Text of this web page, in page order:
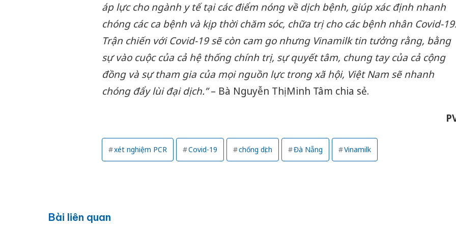
áp lực cho ngành y tế tại các điểm nóng về dịch bệnh, giúp xác định nhanh
chóng các ca bệnh và kịp thời chăm sóc, chữa trị cho các bệnh nhân Covid-
Trận chiến với Covid-19 sẽ còn cam go nhưng Vinamilk tin tưởng rằng, bằng
sự vào cuộc của cả hệ thống chính trị, sự quyết tâm, chung tay của cả cộng
đồng và sự tham gia của mọi nguồn lực trong xã hội, Việt Nam sẽ nhanh
chóng đẩy lùi đại dịch.”– Bà Nguyễn Thị Minh Tâm chia sẻ.
xét nghiệm PCR Covid-19 chống dịch Đà Nẵng Vinamilk
Bài liên quan